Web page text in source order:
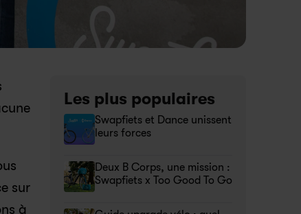
sur
à
Les plus populaires
Swapfiets et Dance unissent
leurs forces
Deux B Corps, une mission :
Swapfiets x Too Good To Go